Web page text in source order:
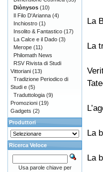
La
La
La
La
Diònysos (10)
Il Filo D'Arianna (4)
Inchiostro (1)
Insolito & Fantastico (17)
La Calce e il Dado (3)
Merope (11)
Philomath News
RSV Rivista di Studi
Vittoriani (13)
Tradizione Periodico di
Studi e (5)
Traduttologia (9)
Promozioni (19)
Gadgets (2)
Produttori
Ricerca Veloce
Usa parole chiave per